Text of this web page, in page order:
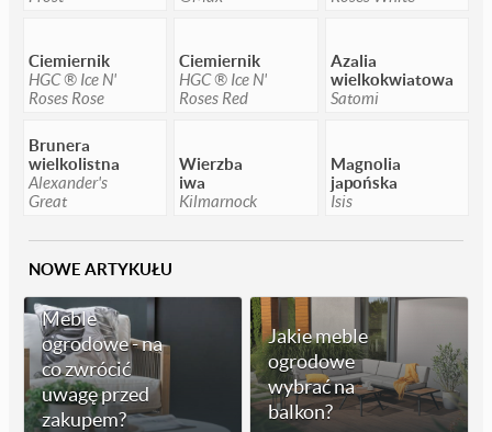
Ciemiernik
HGC ® Ice N'
Roses Rose
Ciemiernik
HGC ® Ice N'
Roses Red
Azalia
wielkokwiatowa
Satomi
Brunera
wielkolistna
Alexander's
Great
Wierzba
iwa
Kilmarnock
Magnolia
japońska
Isis
NOWE ARTYKUŁU
Meble
ogrodowe - na
co zwrócić
uwagę przed
zakupem?
Jakie meble
ogrodowe
wybrać na
balkon?